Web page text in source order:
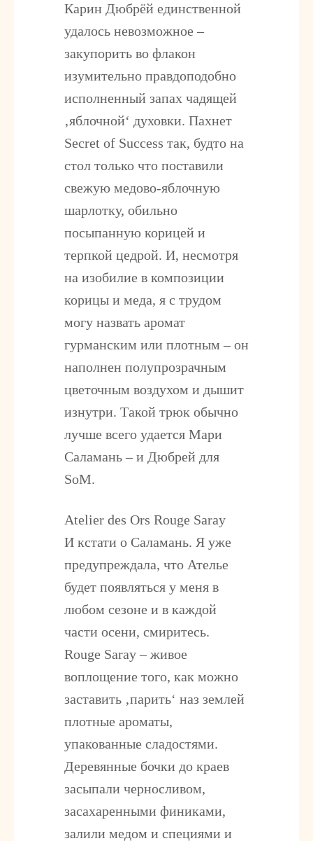
Карин Дюбрёй единственной
удалось невозможное –
закупорить во флакон
изумительно правдоподобно
исполненный запах чадящей
‚яблочной‘ духовки. Пахнет
Secret of Success так, будто на
стол только что поставили
свежую медово-яблочную
шарлотку, обильно
посыпанную корицей и
терпкой цедрой. И, несмотря
на изобилие в композиции
корицы и меда, я с трудом
могу назвать аромат
гурманским или плотным – он
наполнен полупрозрачным
цветочным воздухом и дышит
изнутри. Такой трюк обычно
лучше всего удается Мари
Саламань – и Дюбрей для
SoM.
Atelier des Ors Rouge Saray
И кстати о Саламань. Я уже
предупреждала, что Ателье
будет появляться у меня в
любом сезоне и в каждой
части осени, смиритесь.
Rouge Saray – живое
воплощение того, как можно
заставить ‚парить‘ наз землей
плотные ароматы,
упакованные сладостями.
Деревянные бочки до краев
засыпали черносливом,
засахаренными финиками,
залили медом и специями и